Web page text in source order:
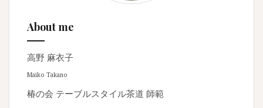
About me
高野 麻衣子
Maiko Takano
椿の会 テーブルスタイル茶道 師範